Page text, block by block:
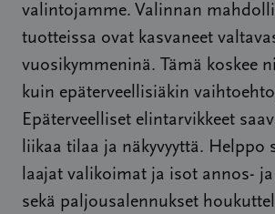
valintojamme. Valinnan
tuotteissa ovat kasvaneet
vuosikymmeninä. Tämä koskee
kuin epäterveellisiäkin
Epäterveelliset elintarvikkeet
liikaa tilaa ja näkyvyyttä. Helppo
laajat valikoimat ja isot annos-
sekä paljousalennukset